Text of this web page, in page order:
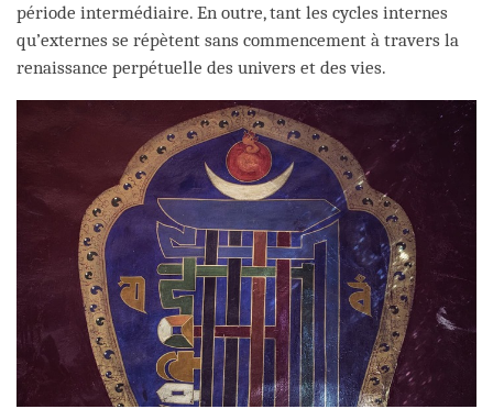
période intermédiaire. En outre, tant les cycles internes
qu’externes se répètent sans commencement à travers la
renaissance perpétuelle des univers et des vies.